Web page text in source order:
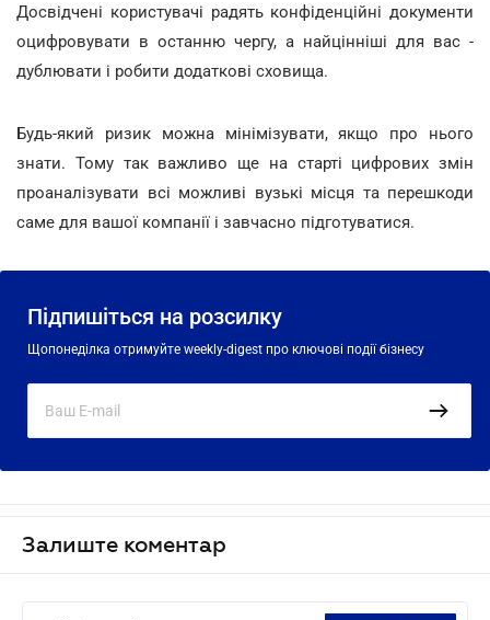
Досвідчені користувачі радять конфіденційні документи
оцифровувати в останню чергу, а найцінніші для вас -
дублювати і робити додаткові сховища.
Будь-який ризик можна мінімізувати, якщо про нього
знати. Тому так важливо ще на старті цифрових змін
проаналізувати всі можливі вузькі місця та перешкоди
саме для вашої компанії і завчасно підготуватися.
Підпишіться на розсилку
Щопонеділка отримуйте weekly-digest про ключові події бізнесу
Залиште коментар